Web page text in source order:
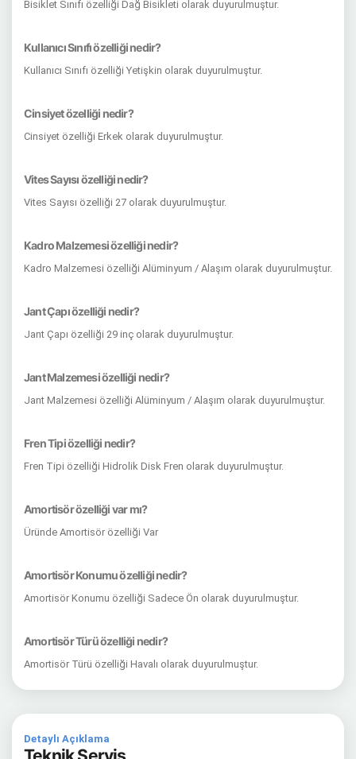
Bisiklet Sınıfı özelliği Dağ Bisikleti olarak duyurulmuştur.
Kullanıcı Sınıfı özelliği nedir?
Kullanıcı Sınıfı özelliği Yetişkin olarak duyurulmuştur.
Cinsiyet özelliği nedir?
Cinsiyet özelliği Erkek olarak duyurulmuştur.
Vites Sayısı özelliği nedir?
Vites Sayısı özelliği 27 olarak duyurulmuştur.
Kadro Malzemesi özelliği nedir?
Kadro Malzemesi özelliği Alüminyum / Alaşım olarak duyurulmuştur.
Jant Çapı özelliği nedir?
Jant Çapı özelliği 29 inç olarak duyurulmuştur.
Jant Malzemesi özelliği nedir?
Jant Malzemesi özelliği Alüminyum / Alaşım olarak duyurulmuştur.
Fren Tipi özelliği nedir?
Fren Tipi özelliği Hidrolik Disk Fren olarak duyurulmuştur.
Amortisör özelliği var mı?
Üründe Amortisör özelliği Var
Amortisör Konumu özelliği nedir?
Amortisör Konumu özelliği Sadece Ön olarak duyurulmuştur.
Amortisör Türü özelliği nedir?
Amortisör Türü özelliği Havalı olarak duyurulmuştur.
Detaylı Açıklama